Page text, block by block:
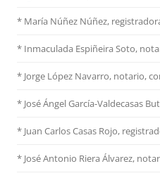
* María Núñez Núñez,
* Inmaculada Espiñeira Soto,
* Jorge López Navarro, notario,
* José Ángel García-Valdecasas
* Juan Carlos Casas Rojo,
* José Antonio Riera Álvarez,